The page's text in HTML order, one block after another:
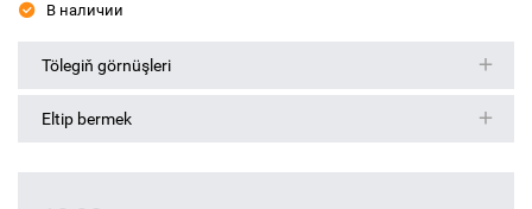
В наличии
Tölegiň görnüşleri
Eltip bermek